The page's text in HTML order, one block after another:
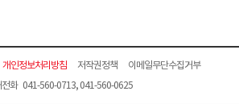
개인정보처리방침 저작권정책
이메일무단수집거부
전화 041-560-0713, 041-560-0625